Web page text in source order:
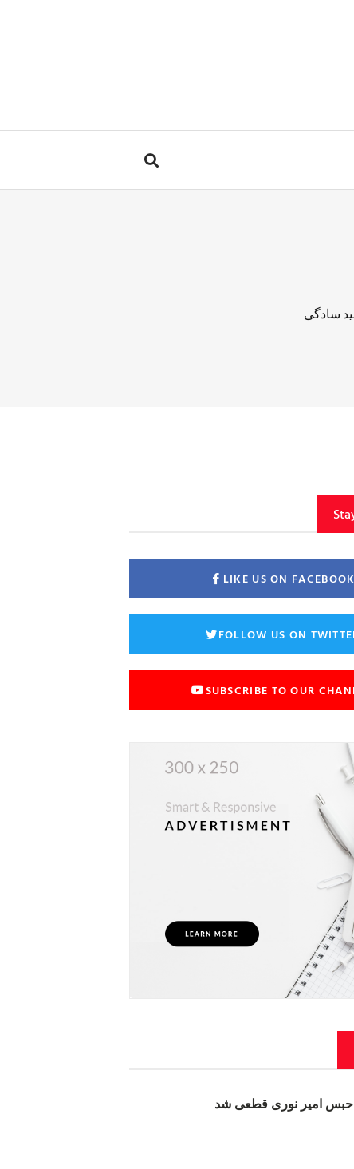
سادگی
LIKE US ON FACEBOOK
FOLLOW US ON
SUBSCRIBE TO OUR
امیر نوری قطعی شد